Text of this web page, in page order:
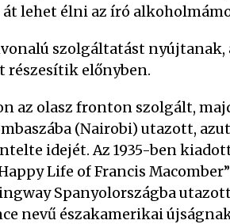
lehet élni az író
szolgáltatást nyújtanak,
részesítik előnyben.
az olasz fronton szolgált,
(Nairobi) utazott,
idejét. Az 1935-ben
Life of Francis
Spanyolországba
nevű északamerikai